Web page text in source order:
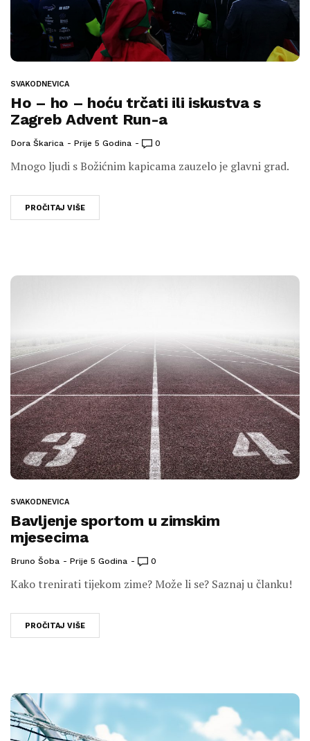
SVAKODNEVICA
Ho – ho – hoću trčati ili iskustva s
Zagreb Advent Run-a
Dora Škarica Prije 5 Godina 0
Mnogo ljudi s Božićnim kapicama zauzelo je glavni grad.
PROČITAJ VIŠE
SVAKODNEVICA
Bavljenje sportom u zimskim
mjesecima
Bruno Šoba Prije 5 Godina 0
Kako trenirati tijekom zime? Može li se? Saznaj u članku!
PROČITAJ VIŠE